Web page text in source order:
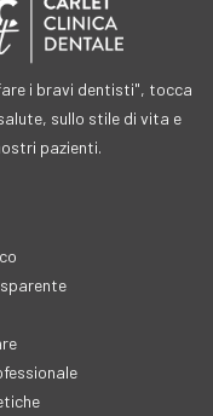
i bravi dentisti", tocca
sullo stile di vita e
pazienti.